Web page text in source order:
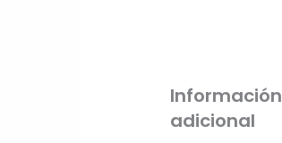
Información
adicional